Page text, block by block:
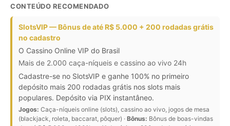
CONTEÚDO RECOMENDADO
SlotsVIP — Bônus de até R$ 5.000 + 200 rodadas grátis
no cadastro
O Cassino Online VIP do Brasil
Mais de 2.000 caça-níqueis e cassino ao vivo 24h
Cadastre-se no SlotsVIP e ganhe 100% no primeiro
depósito mais 200 rodadas grátis nos slots mais
populares. Depósito via PIX instantâneo.
Jogos: Caça-níqueis online (slots), cassino ao vivo, jogos de mesa
(blackjack, roleta, baccarat, pôquer) · Bônus: Bônus de boas-vindas